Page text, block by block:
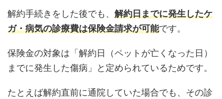
解約手続きをした後でも、 解約日までに発生したケ
ガ・病気の診療費は保険金請求が可能です。
保険金の対象は「解約日（ペットが亡くなった日）
までに発生した傷病」と定められているためです。
たとえば解約直前に通院していた場合でも、その診